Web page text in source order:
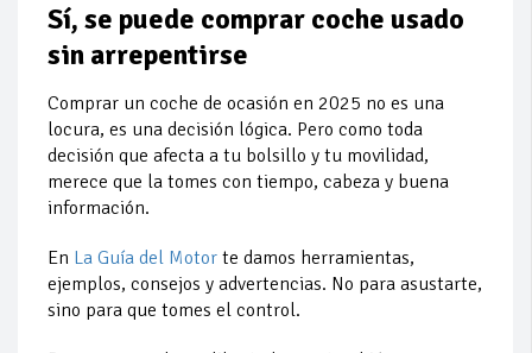
Sí, se puede comprar coche usado
sin arrepentirse
Comprar un coche de ocasión en 2025 no es una
locura, es una decisión lógica. Pero como toda
decisión que afecta a tu bolsillo y tu movilidad,
merece que la tomes con tiempo, cabeza y buena
información.
En La Guía del Motor te damos herramientas,
ejemplos, consejos y advertencias. No para asustarte,
sino para que tomes el control.